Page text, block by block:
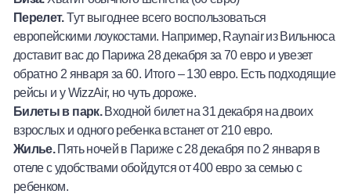
Перелет.Тут выгоднее всего воспользоваться
европейскими лоукостами. Например, Raynair из Вильнюса
доставит вас до Парижа 28 декабря за 70 евро и увезет
обратно 2 января за 60. Итого – 130 евро. Есть подходящие
рейсы и у WizzAir, но чуть дороже.
Билеты в парк.Входной билет на 31 декабря на двоих
взрослых и одного ребенка встанет от 210 евро.
Жилье.Пять ночей в Париже с 28 декабря по 2 января в
отеле с удобствами обойдутся от 400 евро за семью с
ребенком.